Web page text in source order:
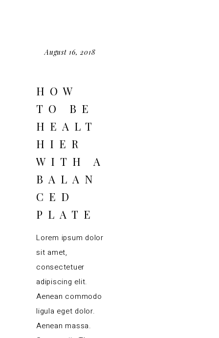
August 16, 2018
HOW
TO BE
HEALT
HIER
WITH A
BALAN
CED
PLATE
Lorem ipsum dolor
sit amet,
consectetuer
adipiscing elit.
Aenean commodo
ligula eget dolor.
Aenean massa.